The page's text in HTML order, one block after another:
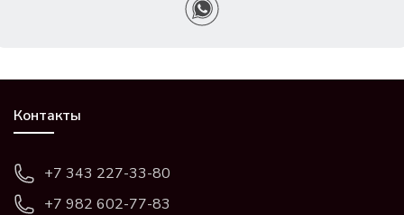
Контакты
+7 343 227-33-80
+7 982 602-77-83